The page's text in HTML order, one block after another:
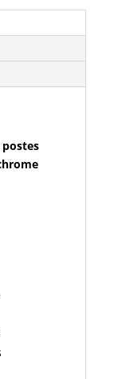
postes